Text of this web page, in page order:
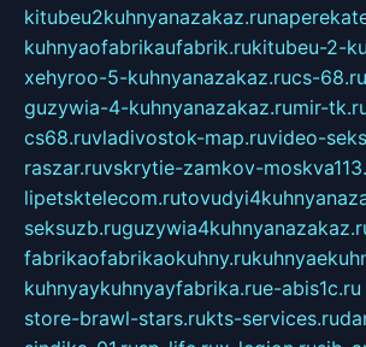
kitubeu2kuhnyanazakaz.ru
kuhnyaofabrikaufabrik.rukitubeu-2-
xehyroo-5-kuhnyanazakaz.rucs-68.ru
guzywia-4-kuhnyanazakaz.rumir-
cs68.ruvladivostok-map.ruvideo-
raszar.ruvskrytie-zamkov-
lipetsktelecom.ru
seksuzb.ru
fabrikaofabrikaokuhny.ru
kuhnyaykuhnyayfabrika.rue-abis1c.ru
store-brawl-stars.rukts-services.ru